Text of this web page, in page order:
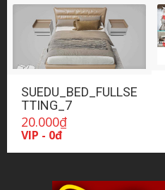
SUEDU_BED_FULLSE
TTING_7
20.000₫
VIP - 0đ